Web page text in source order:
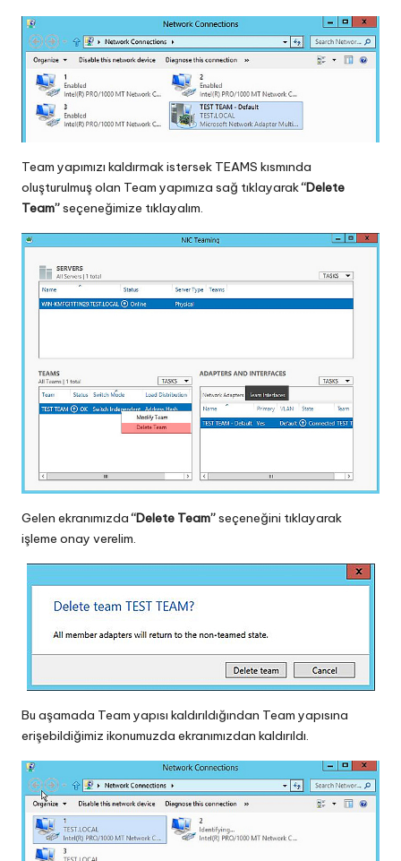
Team yapımızı kaldırmak istersek TEAMS kısmında
oluşturulmuş olan Team yapımıza sağ tıklayarak“Delete
Team”seçeneğimize tıklayalım.
Gelen ekranımızda“Delete Team”seçeneğini tıklayarak
işleme onay verelim.
Bu aşamada Team yapısı kaldırıldığından Team yapısına
erişebildiğimiz ikonumuzda ekranımızdan kaldırıldı.